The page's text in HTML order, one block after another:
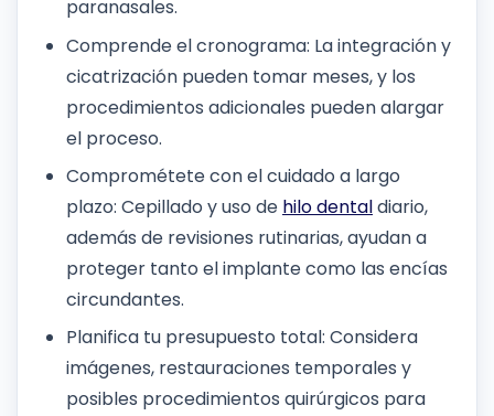
paranasales.
Comprende el cronograma: La integración y
cicatrización pueden tomar meses, y los
procedimientos adicionales pueden alargar
el proceso.
Comprométete con el cuidado a largo
plazo: Cepillado y uso de hilo dentaldiario,
además de revisiones rutinarias, ayudan a
proteger tanto el implante como las encías
circundantes.
Planifica tu presupuesto total: Considera
imágenes, restauraciones temporales y
posibles procedimientos quirúrgicos para